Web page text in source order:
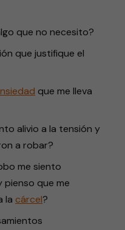
que no necesito?
que justifique el
que me lleva
alivio a la tensión y
a robar?
me siento
que me
la cárcel?